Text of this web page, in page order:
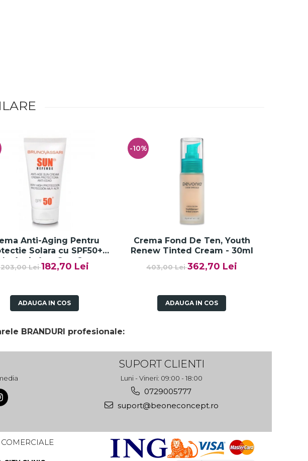
Anti-Aging Pentru
Solara cu SPF50+
- Anti -Age Sun Cream
SPF50+ - Bruno Vassari
203,00 Lei182,70 Lei
ADAUGA IN COS
-10%
Crema Fond De Ten, Youth
Renew Tinted Cream - 30ml
403,00 Lei362,70 Lei
ADAUGA IN COS
BRANDURI profesionale:
SUPORT CLIENTI
Luni - Vineri: 09:00 - 18:00
0729005777
suport@beoneconcept.ro